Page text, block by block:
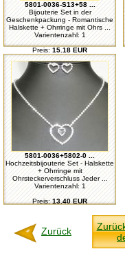
5801-0036-S13+58 ...
Bijouterie Set in der
Geschenkpackung - Romantische
Halskette + Ohrringe mit Ohrs ...
Varientenzahl: 1
Preis: 15.18 EUR
5801-0036+5802-0 ...
Hochzeitsbijouterie Set - Halskette
+ Ohrringe mit
Ohrsteckerverschluss Jeder ...
Varientenzahl: 1
Preis:13.40 EUR
Zurück